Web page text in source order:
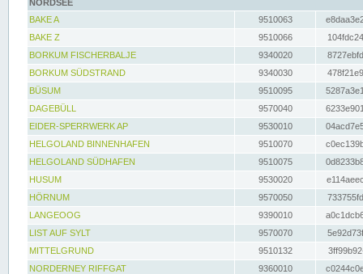
NORDSEE
BAKE A
9510063
BAKE Z
9510066
BORKUM FISCHERBALJE
9340020
BORKUM SÜDSTRAND
9340030
BÜSUM
9510095
DAGEBÜLL
9570040
EIDER-SPERRWERK AP
9530010
HELGOLAND BINNENHAFEN
9510070
HELGOLAND SÜDHAFEN
9510075
HUSUM
9530020
HÖRNUM
9570050
LANGEOOG
9390010
LIST AUF SYLT
9570070
MITTELGRUND
9510132
NORDERNEY RIFFGAT
9360010